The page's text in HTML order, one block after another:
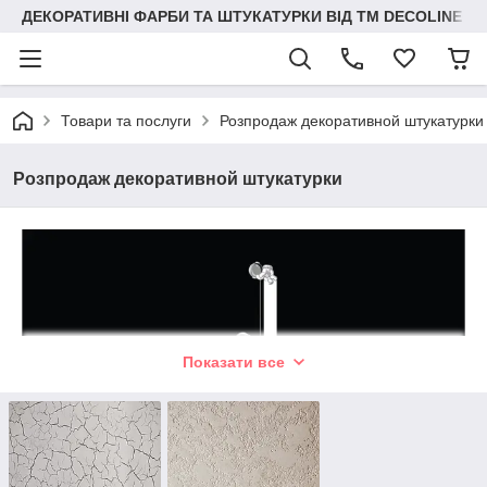
ДЕКОРАТИВНІ ФАРБИ ТА ШТУКАТУРКИ ВІД ТМ DECOLINE
Товари та послуги Розпродаж декоративной штукатурки
Розпродаж декоративной штукатурки
Показати все